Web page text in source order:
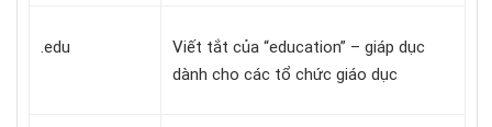
.edu
Viết tắt của “education” – giáp dục
dành cho các tổ chức giáo dục